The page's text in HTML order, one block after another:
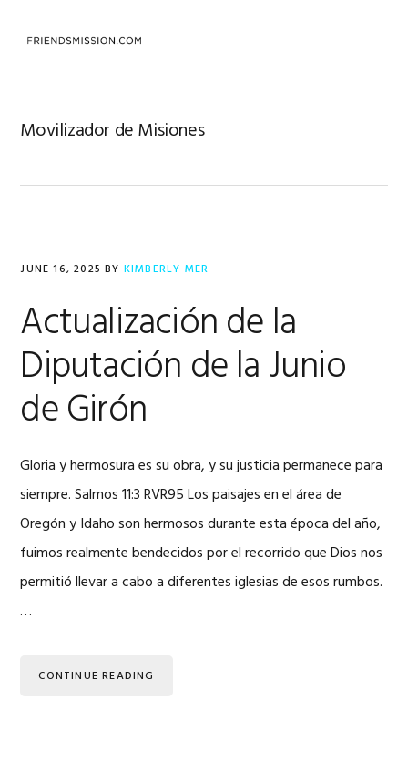
Movilizador de Misiones
JUNE 16, 2025 BY KIMBERLY MER
Actualización de la
Diputación de la Junio
de Girón
Gloria y hermosura es su obra, y su justicia permanece para
siempre. Salmos 11:3 RVR95 Los paisajes en el área de
Oregón y Idaho son hermosos durante esta época del año,
fuimos realmente bendecidos por el recorrido que Dios nos
permitió llevar a cabo a diferentes iglesias de esos rumbos.
…
CONTINUE READING